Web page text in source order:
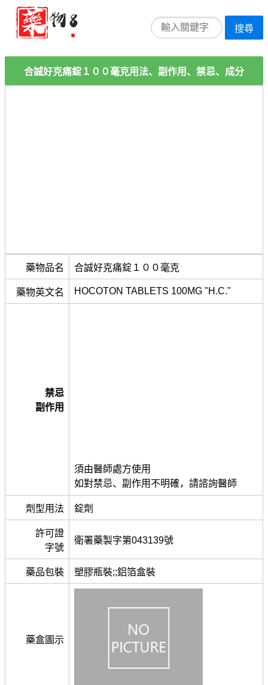
搜尋
合誠好克痛錠１００毫克用法、副作用、禁忌、成分
藥物品名 合誠好克痛錠１００毫克
藥物英文名 HOCOTON TABLETS 100MG "H.C."
禁忌
副作用
須由醫師處方使用
如對禁忌、副作用不明確，請諮詢醫師
劑型用法 錠劑
許可證
字號
衛署藥製字第043139號
藥品包裝 塑膠瓶裝;;鋁箔盒裝
藥盒圖示